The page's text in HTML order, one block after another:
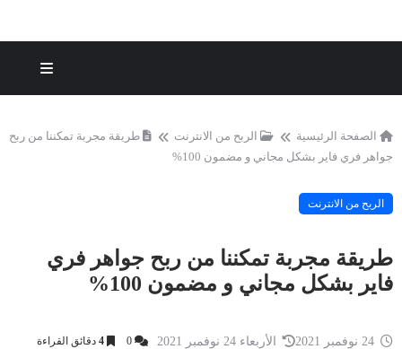
الصفحة الرئيسية الربح من الانترنت
طريقة مجربة تمكننا من ربح
جواهر فري فاير بشكل مجاني و مضمون 100%
الربح من الانترنت
طريقة مجربة تمكننا من ربح جواهر فري
فاير بشكل مجاني و مضمون 100%
الأربعاء 24 نوفمبر 2021 0
4 دقائق القراءة